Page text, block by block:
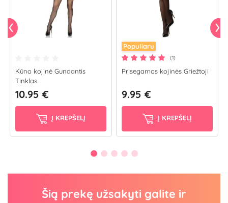
Kūno kojinė Gundantis
Tinklas
10.95 €
Į KREPŠELĮ
Populiaru
(1)
Prisegamos kojinės Griežtoji
9.95 €
Į KREPŠELĮ
Šią prekę užsakyti galite ir